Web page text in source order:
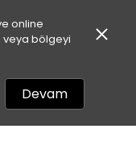
online
veya bölgeyi
Devam